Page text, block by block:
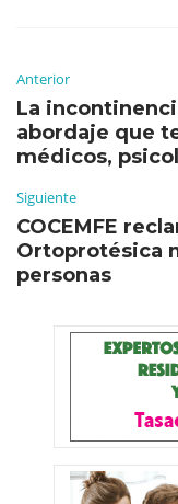
Anterior
La
abordaje que
médicos,
Siguiente
COCEMFE
Ortoprotésica
personas